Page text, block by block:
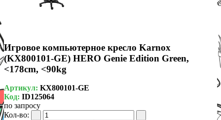
Игровое компьютерное кресло Karnox
(KX800101-GE) HERO Genie Edition Green,
<178cm, <90kg
Артикул: KX800101-GE
Код: ID125064
по запросу
Кол-во: